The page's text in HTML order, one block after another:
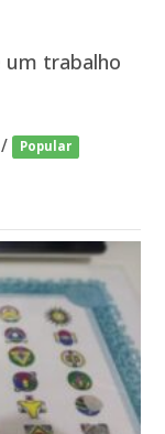
um trabalho
/ Popular